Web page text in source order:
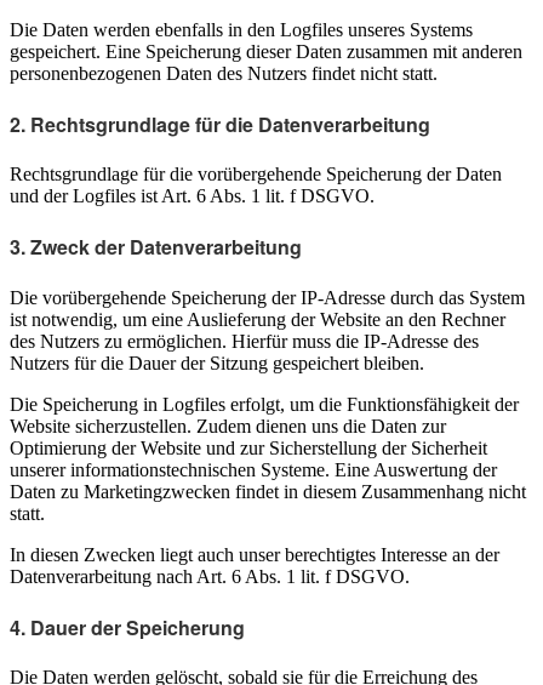
Die Daten werden ebenfalls in den Logfiles unseres Systems
gespeichert. Eine Speicherung dieser Daten zusammen mit anderen
personenbezogenen Daten des Nutzers findet nicht statt.
2. Rechtsgrundlage für die Datenverarbeitung
Rechtsgrundlage für die vorübergehende Speicherung der Daten
und der Logfiles ist Art. 6 Abs. 1 lit. f DSGVO.
3. Zweck der Datenverarbeitung
Die vorübergehende Speicherung der IP-Adresse durch das System
ist notwendig, um eine Auslieferung der Website an den Rechner
des Nutzers zu ermöglichen. Hierfür muss die IP-Adresse des
Nutzers für die Dauer der Sitzung gespeichert bleiben.
Die Speicherung in Logfiles erfolgt, um die Funktionsfähigkeit der
Website sicherzustellen. Zudem dienen uns die Daten zur
Optimierung der Website und zur Sicherstellung der Sicherheit
unserer informationstechnischen Systeme. Eine Auswertung der
Daten zu Marketingzwecken findet in diesem Zusammenhang nicht
statt.
In diesen Zwecken liegt auch unser berechtigtes Interesse an der
Datenverarbeitung nach Art. 6 Abs. 1 lit. f DSGVO.
4. Dauer der Speicherung
Die Daten werden gelöscht, sobald sie für die Erreichung des